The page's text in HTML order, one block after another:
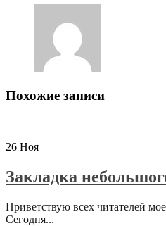
Похожие записи
26 Ноя
Закладка
Приветствую всех читателей
Сегодня...